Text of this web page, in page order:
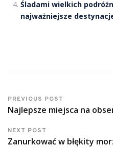
Śladami wielkich
najważniejsze
PREVIOUS POST
Najlepsze miejsca na
NEXT POST
Zanurkować w błękity